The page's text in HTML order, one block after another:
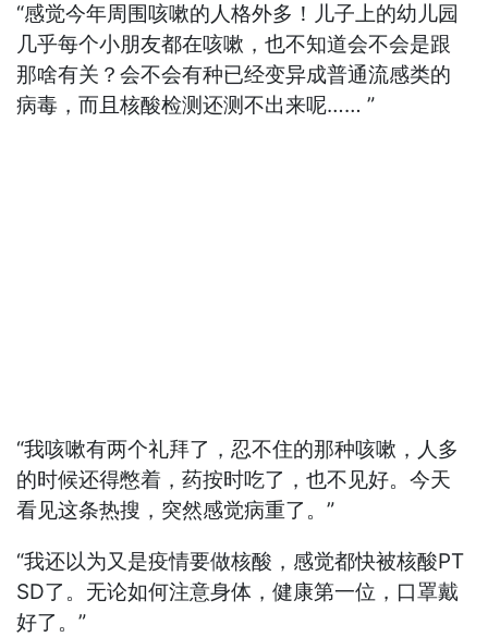
“感觉今年周围咳嗽的人格外多！儿子上的幼儿园
几乎每个小朋友都在咳嗽，也不知道会不会是跟
那啥有关？会不会有种已经变异成普通流感类的
病毒，而且核酸检测还测不出来呢…… ”
“我咳嗽有两个礼拜了，忍不住的那种咳嗽，人多
的时候还得憋着，药按时吃了，也不见好。今天
看见这条热搜，突然感觉病重了。”
“我还以为又是疫情要做核酸，感觉都快被核酸PT
SD了。无论如何注意身体，健康第一位，口罩戴
好了。”